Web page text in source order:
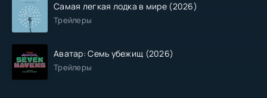
Самая легкая лодка в мире (2026)
Трейлеры
Аватар: Семь убежищ (2026)
Трейлеры